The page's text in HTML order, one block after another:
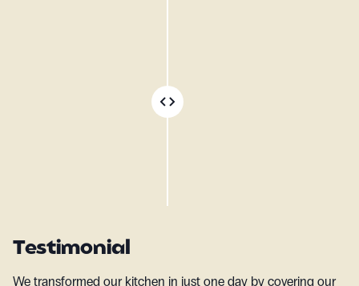
Testimonial
We transformed our kitchen in just one day by covering our